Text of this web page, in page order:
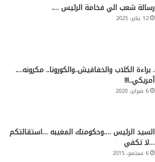
رسالة شعب الي فخامة الرئيس ….
12 يناير، 2025
. براءة الكلاب والخفافيش..والكورونا.. مكرونه….
أمريكي..!!!
6 فبراير، 2020
السيد الرئيس ….وحكومتك المغيبه …استقالتكم
…لا تكفي
6 سبتمبر، 2015